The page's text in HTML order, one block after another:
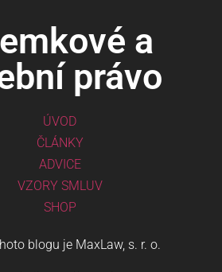
a
právo
ÚVOD
ČLÁNKY
ADVICE
VZORY SMLUV
SHOP
blogu je MaxLaw, s. r. o.